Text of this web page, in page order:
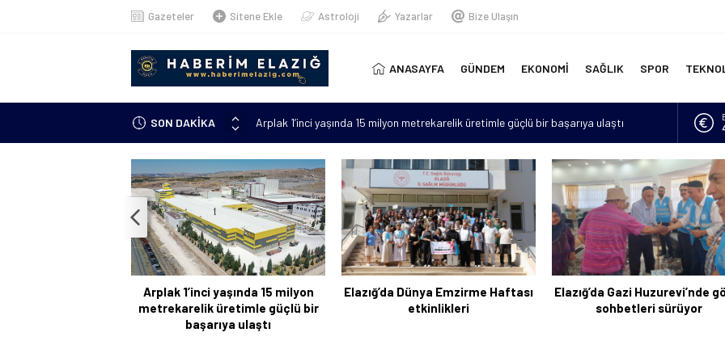
Gazeteler Sitene Ekle Astroloji Yazarlar Bize Ulaşın
ANASAYFA GÜNDEM EKONOMİ SAĞLIK SPOR
SON DAKİKA
Arplak 1’inci yaşında 15 milyon metrekarelik üretimle güçlü bir başarıya ulaştı
Elazığ’da çöp konteynerinde yeni doğmuş bebek bulundu
Meteorolojiden uyarı: “Hava sıcaklıkları mevsim normallerinin 4 ila 6 derece üzerine
çıkacak”
Metan gazından şehit olan asker sayısı 12’ye yükseldi
Kanser hastası annesi için 6 bin kilometre geldi: Tercüman bulamadığı için Türkçe
kursuna yazıldı
Arplak 1’inci yaşında 15 milyon
metrekarelik üretimle güçlü bir
başarıya ulaştı
Elazığ’da Dünya Emzirme Haftası
etkinlikleri
Elazığ’da Gazi Huzurevi’nde
sohbetleri sürüyor